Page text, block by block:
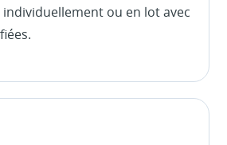
individuellement ou en lot avec